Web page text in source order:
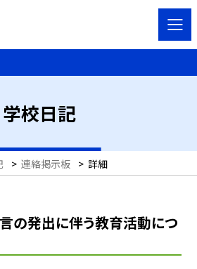
学校日記
> 連絡掲示板 > 詳細
の発出に伴う教育活動につ